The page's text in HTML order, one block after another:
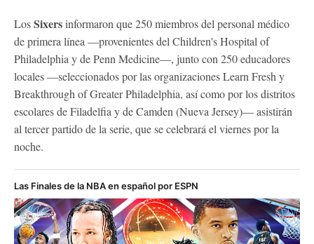
LosSixersinformaron que 250 miembros del personal médico
de primera línea —provenientes del Children's Hospital of
Philadelphia y de Penn Medicine—, junto con 250 educadores
locales —seleccionados por las organizaciones Learn Fresh y
Breakthrough of Greater Philadelphia, así como por los distritos
escolares de Filadelfia y de Camden (Nueva Jersey)— asistirán
al tercer partido de la serie, que se celebrará el viernes por la
noche.
Las Finales de la NBA en español por ESPN